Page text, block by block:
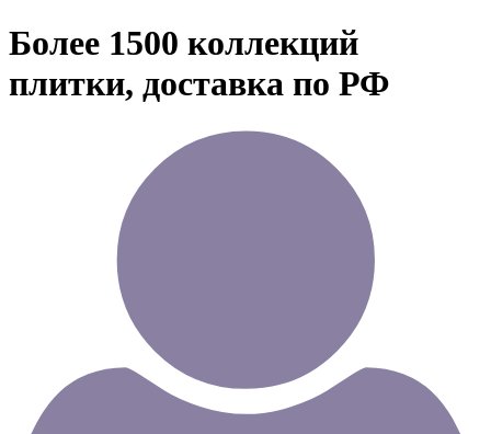
Более 1500 коллекций
плитки, доставка по РФ